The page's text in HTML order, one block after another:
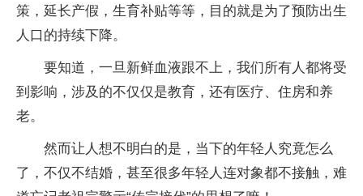
策，延长产假，生育补贴等等，目的就是为了预防出生
人口的持续下降。
要知道，一旦新鲜血液跟不上，我们所有人都将受
到影响，涉及的不仅仅是教育，还有医疗、住房和养
老。
然而让人想不明白的是，当下的年轻人究竟怎么
了，不仅不结婚，甚至很多年轻人连对象都不接触，难